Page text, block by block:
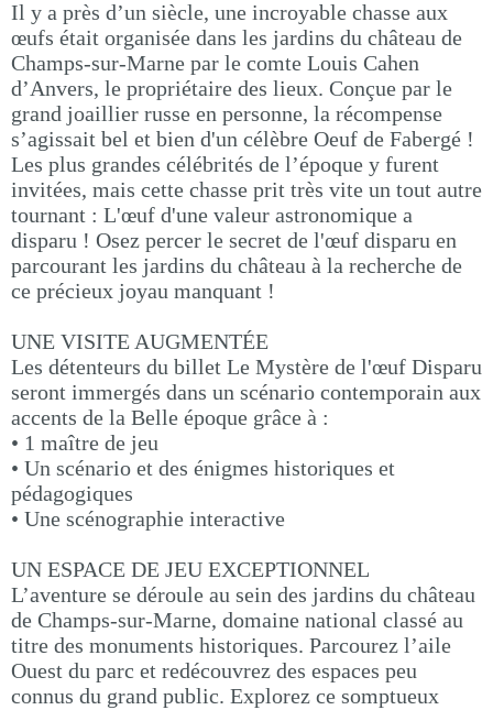
Il y a près d’un siècle, une incroyable chasse aux
œufs était organisée dans les jardins du château de
Champs-sur-Marne par le comte Louis Cahen
d’Anvers, le propriétaire des lieux. Conçue par le
grand joaillier russe en personne, la récompense
s’agissait bel et bien d'un célèbre Oeuf de Fabergé !
Les plus grandes célébrités de l’époque y furent
invitées, mais cette chasse prit très vite un tout autre
tournant : L'œuf d'une valeur astronomique a
disparu ! Osez percer le secret de l'œuf disparu en
parcourant les jardins du château à la recherche de
ce précieux joyau manquant !
UNE VISITE AUGMENTÉE
Les détenteurs du billet Le Mystère de l'œuf Disparu
seront immergés dans un scénario contemporain aux
accents de la Belle époque grâce à :
• 1 maître de jeu
• Un scénario et des énigmes historiques et
pédagogiques
• Une scénographie interactive
UN ESPACE DE JEU EXCEPTIONNEL
L’aventure se déroule au sein des jardins du château
de Champs-sur-Marne, domaine national classé au
titre des monuments historiques. Parcourez l’aile
Ouest du parc et redécouvrez des espaces peu
connus du grand public. Explorez ce somptueux